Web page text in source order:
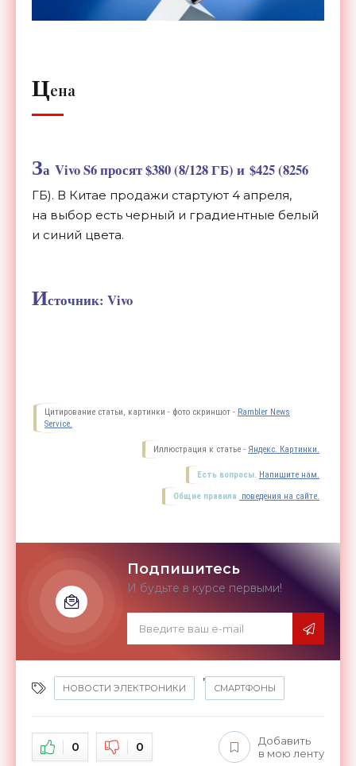
Цена
За Vivo S6 просят $380 (8/128 ГБ) и $425 (8256
ГБ). В Китае продажи стартуют 4 апреля,
на выбор есть черный и градиентные белый
и синий цвета.
Источник: Vivo
Цитирование статьи, картинки - фото скриншот - Rambler News
Service.
Иллюстрация к статье - Яндекс. Картинки.
Есть вопросы. Напишите нам.
Общие правила поведения на сайте.
Подпишитесь
И будьте в курсе первыми!
НОВОСТИ ЭЛЕКТРОНИКИ
,
СМАРТФОНЫ
0 0
Добавить
в мою ленту